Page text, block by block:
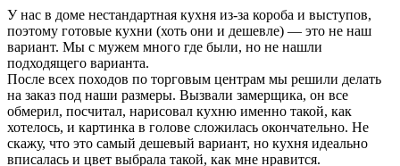
У нас в доме нестандартная кухня из-за короба и выступов,
поэтому готовые кухни (хоть они и дешевле) — это не наш
вариант. Мы с мужем много где были, но не нашли
подходящего варианта.
После всех походов по торговым центрам мы решили делать
на заказ под наши размеры. Вызвали замерщика, он все
обмерил, посчитал, нарисовал кухню именно такой, как
хотелось, и картинка в голове сложилась окончательно. Не
скажу, что это самый дешевый вариант, но кухня идеально
вписалась и цвет выбрала такой, как мне нравится.